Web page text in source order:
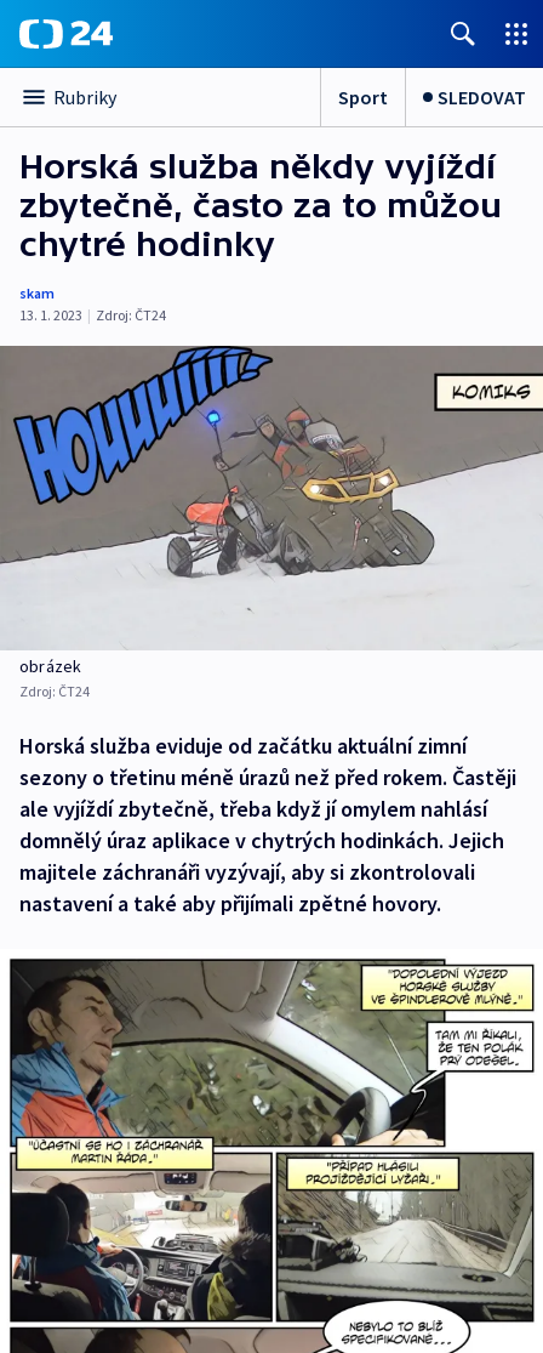
Rubriky Sport SLEDOVAT
Horská služba někdy vyjíždí
zbytečně, často za to můžou
chytré hodinky
skam
13. 1. 2023 | Zdroj: ČT24
obrázek
Zdroj: ČT24
Horská služba eviduje od začátku aktuální zimní
sezony o třetinu méně úrazů než před rokem. Častěji
ale vyjíždí zbytečně, třeba když jí omylem nahlásí
domnělý úraz aplikace v chytrých hodinkách. Jejich
majitele záchranáři vyzývají, aby si zkontrolovali
nastavení a také aby přijímali zpětné hovory.